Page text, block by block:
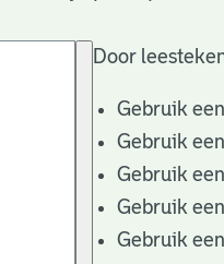
Door
Gebruik
Gebruik
Gebruik
Gebruik een
Gebruik een